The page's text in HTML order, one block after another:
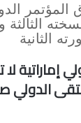
المؤتمر
الثالثة
الثانية
إماراتية